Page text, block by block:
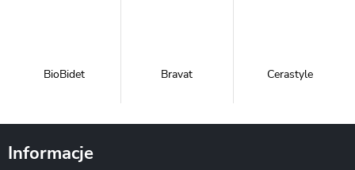
BioBidet Bravat Cerastyle
Informacje